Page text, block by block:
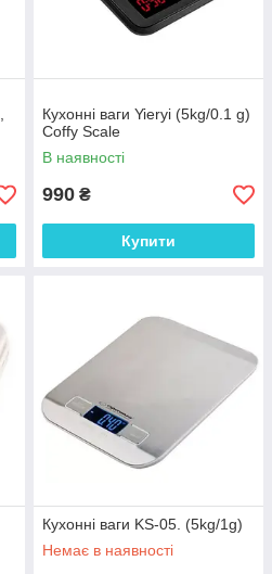
Кухонні ваги Yieryi (5kg/0.1 g)
Coffy Scale
В наявності
990 ₴
Купити
Кухонні ваги KS-05. (5kg/1g)
Немає в наявності